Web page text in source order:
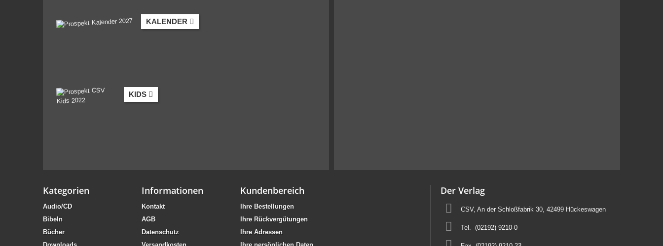
KALENDER
KIDS
Kategorien
Audio/CD
Bibeln
Bücher
Informationen
Kontakt
AGB
Datenschutz
Kundenbereich
Ihre Bestellungen
Ihre Rückvergütungen
Ihre Adressen
Der Verlag
CSV, An der Schloßfabrik 30, 42499 Hückeswagen
Tel. (02192) 9210-0